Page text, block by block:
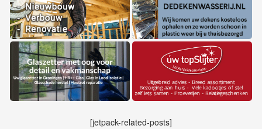
[jetpack-related-posts]